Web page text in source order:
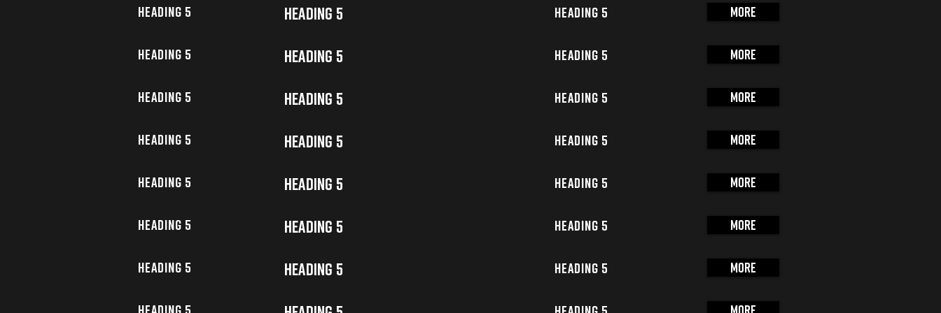
Heading 5 Heading 5 Heading 5 More
Heading 5 Heading 5 Heading 5 More
Heading 5 Heading 5 Heading 5 More
Heading 5 Heading 5 Heading 5 More
Heading 5 Heading 5 Heading 5 More
Heading 5 Heading 5 Heading 5 More
Heading 5 Heading 5 Heading 5 More
Heading 5